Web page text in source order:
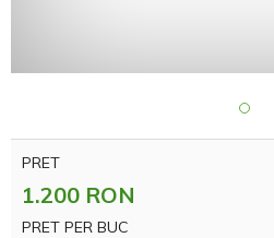
PRET
1.200 RON
PRET PER BUC